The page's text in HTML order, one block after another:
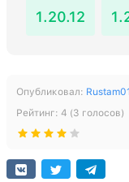
1.20.12
Опубликовал: Rustam01
Рейтинг: 4 (3 голосов)